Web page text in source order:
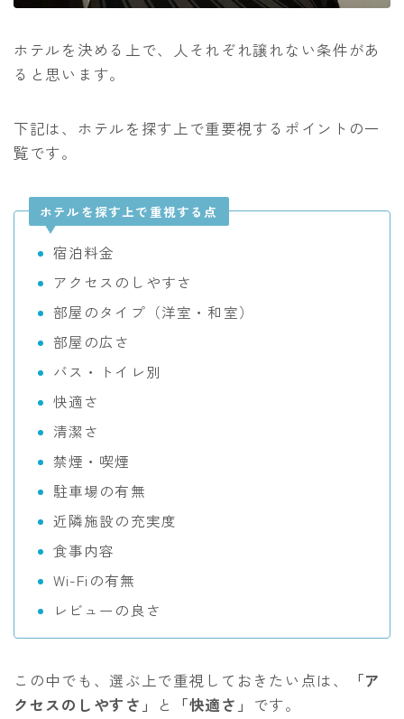
ホテルを決める上で、人それぞれ譲れない条件があ
ると思います。
下記は、ホテルを探す上で重要視するポイントの一
覧です。
ホテルを探す上で重視する点
宿泊料金
アクセスのしやすさ
部屋のタイプ（洋室・和室）
部屋の広さ
バス・トイレ別
快適さ
清潔さ
禁煙・喫煙
駐車場の有無
近隣施設の充実度
食事内容
Wi-Fiの有無
レビューの良さ
この中でも、選ぶ上で重視しておきたい点は、
「ア
クセスのしやすさ」
と 「快適さ」 です。